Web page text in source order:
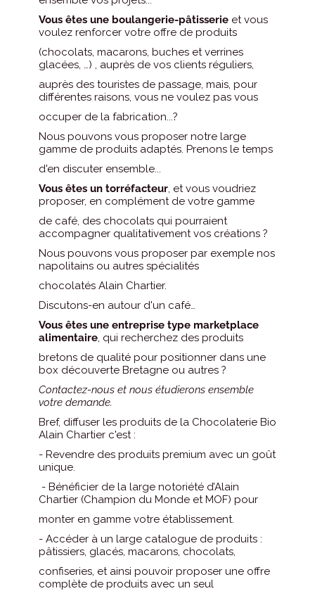
Vous êtes une boulangerie-pâtisserie et vous
voulez renforcer votre offre de produits
(chocolats, macarons, buches et verrines
glacées, …) , auprès de vos clients réguliers,
auprès des touristes de passage, mais, pour
différentes raisons, vous ne voulez pas vous
occuper de la fabrication...?
Nous pouvons vous proposer notre large
gamme de produits adaptés. Prenons le temps
d'en discuter ensemble...
Vous êtes un torréfacteur, et vous voudriez
proposer, en complément de votre gamme
de café, des chocolats qui pourraient
accompagner qualitativement vos créations ?
Nous pouvons vous proposer par exemple nos
napolitains ou autres spécialités
chocolatés Alain Chartier.
Discutons-en autour d'un café…
Vous êtes une entreprise type marketplace
alimentaire, qui recherchez des produits
bretons de qualité pour positionner dans une
box découverte Bretagne ou autres ?
Contactez-nous et nous étudierons ensemble
votre demande.
Bref, diffuser les produits de la Chocolaterie Bio
Alain Chartier c'est :
- Revendre des produits premium avec un goût
unique.
- Bénéficier de la large notoriété d’Alain
Chartier (Champion du Monde et MOF) pour
monter en gamme votre établissement.
- Accéder à un large catalogue de produits :
pâtissiers, glacés, macarons, chocolats,
confiseries, et ainsi pouvoir proposer une offre
complète de produits avec un seul